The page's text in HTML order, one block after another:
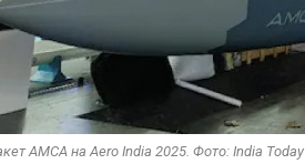
AMCA на Aero India 2025. Фото: India Today